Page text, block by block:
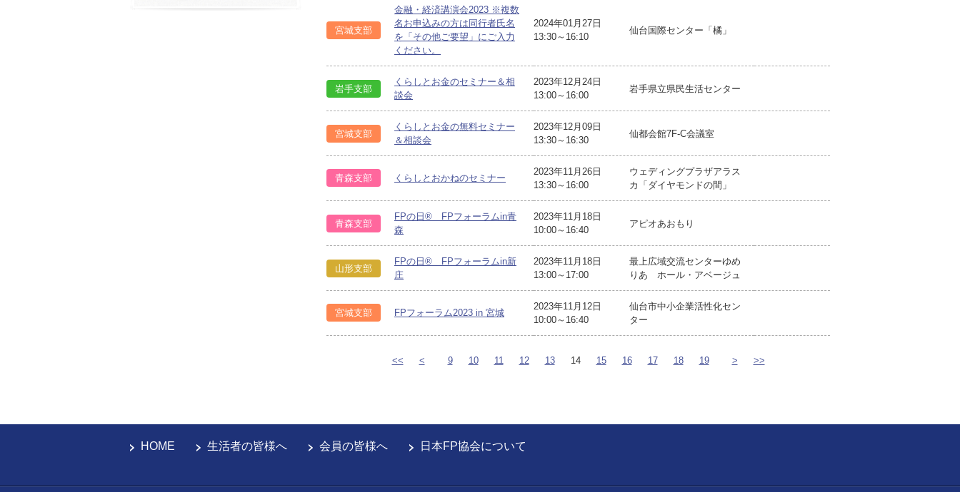
宮城支部
金融・経済講演会2023 ※複数
名お申込みの方は同行者氏名
を「その他ご要望」にご入力
ください。
2024年01月27日
13:30～16:10
仙台国際センター「橘」
岩手支部
くらしとお金のセミナー＆相
談会
2023年12月24日
13:00～16:00
岩手県立県民生活センター
宮城支部
くらしとお金の無料セミナー
＆相談会
2023年12月09日
13:30～16:30
仙都会館7F-C会議室
青森支部 くらしとおかねのセミナー
2023年11月26日
13:30～16:00
ウェディングプラザアラス
カ「ダイヤモンドの間」
青森支部
FPの日® FPフォーラムin青
森
2023年11月18日
10:00～16:40
アピオあおもり
山形支部
FPの日® FPフォーラムin新
庄
2023年11月18日
13:00～17:00
最上広域交流センターゆめ
りあ ホール・アベージュ
宮城支部 FPフォーラム2023 in 宮城
2023年11月12日
10:00～16:40
仙台市中小企業活性化セン
ター
<< < 9 10 11 12 13 14 15 16 17 18 19 > >>
HOME 生活者の皆様へ 会員の皆様へ 日本FP協会について